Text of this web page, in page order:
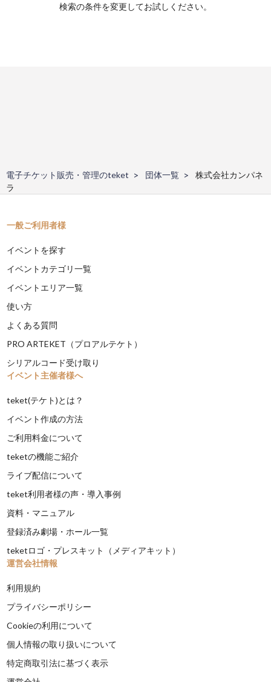
検索の条件を変更してお試しください。
電子チケット販売・管理のteket 団体一覧
株式会社カンパネ
ラ
一般ご利用者様
イベントを探す
イベントカテゴリ一覧
イベントエリア一覧
使い方
よくある質問
PRO ARTEKET（プロアルテケト）
シリアルコード受け取り
イベント主催者様へ
teket(テケト)とは？
イベント作成の方法
ご利用料金について
teketの機能ご紹介
ライブ配信について
teket利用者様の声・導入事例
資料・マニュアル
登録済み劇場・ホール一覧
teketロゴ・プレスキット（メディアキット）
運営会社情報
利用規約
プライバシーポリシー
Cookieの利用について
個人情報の取り扱いについて
特定商取引法に基づく表示